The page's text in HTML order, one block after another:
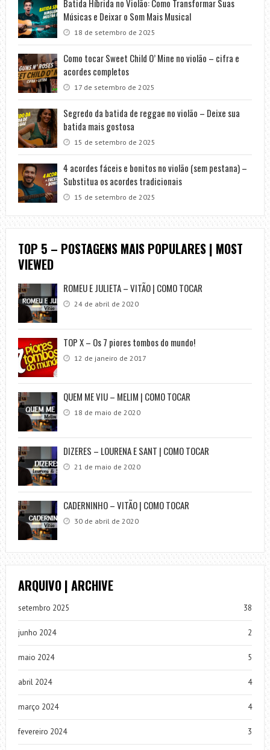
Batida Híbrida no Violão: Como Transformar Suas
Músicas e Deixar o Som Mais Musical
18 de setembro de 2025
Como tocar Sweet Child O’ Mine no violão – cifra e
acordes completos
17 de setembro de 2025
Segredo da batida de reggae no violão – Deixe sua
batida mais gostosa
15 de setembro de 2025
4 acordes fáceis e bonitos no violão (sem pestana) –
Substitua os acordes tradicionais
15 de setembro de 2025
TOP 5 – POSTAGENS MAIS POPULARES | MOST
VIEWED
ROMEU E JULIETA – VITÃO | COMO TOCAR
24 de abril de 2020
TOP X – Os 7 piores tombos do mundo!
12 de janeiro de 2017
QUEM ME VIU – MELIM | COMO TOCAR
18 de maio de 2020
DIZERES – LOURENA E SANT | COMO TOCAR
21 de maio de 2020
CADERNINHO – VITÃO | COMO TOCAR
30 de abril de 2020
ARQUIVO | ARCHIVE
setembro 2025 38
junho 2024 2
maio 2024 5
abril 2024 4
março 2024 4
fevereiro 2024 3